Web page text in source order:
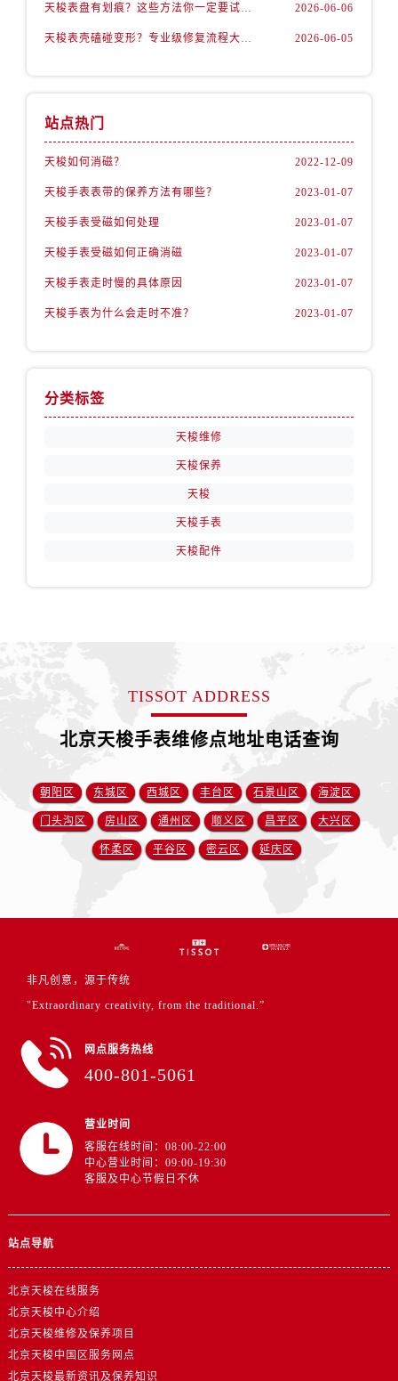
2026-06-06
2026-06-05
站点热门
天梭如何消磁？ 2022-12-09
天梭手表表带的保养方法有哪些？ 2023-01-07
天梭手表受磁如何处理 2023-01-07
天梭手表受磁如何正确消磁 2023-01-07
天梭手表走时慢的具体原因 2023-01-07
天梭手表为什么会走时不准？ 2023-01-07
分类标签
天梭维修
天梭保养
天梭
天梭手表
天梭配件
TISSOT ADDRESS
北京天梭手表维修点地址电话查询
朝阳区 东城区 西城区 丰台区 石景山区 海淀区
门头沟区 房山区 通州区 顺义区 昌平区 大兴区
怀柔区 平谷区 密云区 延庆区
非凡创意，源于传统
"Extraordinary creativity, from the traditional.”
网点服务热线
400-801-5061
营业时间
客服在线时间：08:00-22:00
中心营业时间：09:00-19:30
客服及中心节假日不休
站点导航
北京天梭在线服务
北京天梭中心介绍
北京天梭维修及保养项目
北京天梭中国区服务网点
北京天梭最新资讯及保养知识